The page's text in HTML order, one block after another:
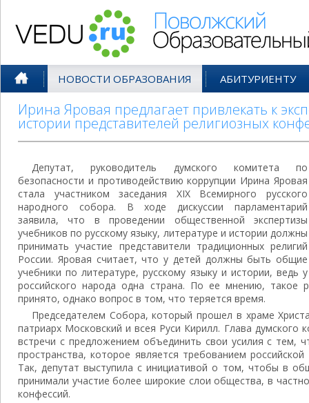
НОВОСТИ ОБРАЗОВАНИЯ АБИТУРИЕНТУ
Ирина Яровая предлагает привлекать к
истории представителей религиозных
Депутат, руководитель думского комитета по
безопасности и противодействию коррупции Ирина Яровая
стала участником заседания XIX Всемирного русского
народного собора. В ходе дискуссии парламентарий
заявила, что в проведении общественной экспертизы
учебников по русскому языку, литературе и истории должны
принимать участие представители традиционных религий
России. Яровая считает, что у детей должны быть общие
учебники по литературе, русскому языку и истории, ведь у
российского народа одна страна. По ее мнению, такое
принято, однако вопрос в том, что теряется время.
Председателем Собора, который прошел в храме
патриарх Московский и всея Руси Кирилл. Глава думского
встречи с предложением объединить свои усилия с тем,
пространства, которое является требованием
Так, депутат выступила с инициативой о том, чтобы в
принимали участие более широкие слои общества, в
конфессий.